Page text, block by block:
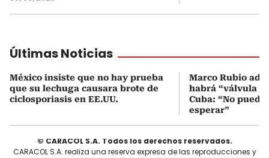
Últimas Noticias
México insiste que no hay prueba
que su lechuga causara brote de
ciclosporiasis en EE.UU.
Marco Rubio
habrá “válvula
Cuba: “No
esperar”
© CARACOL S.A. Todos los derechos reservados.
CARACOL S.A. realiza una reserva expresa de las reproducciones y